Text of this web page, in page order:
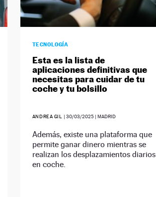
TECNOLOGÍA
Esta es la lista de
aplicaciones definitivas que
necesitas para cuidar de tu
coche y tu bolsillo
ANDREA GIL | 30/03/2025| MADRID
Además, existe una plataforma que
permite ganar dinero mientras se
realizan los desplazamientos diarios
en coche.